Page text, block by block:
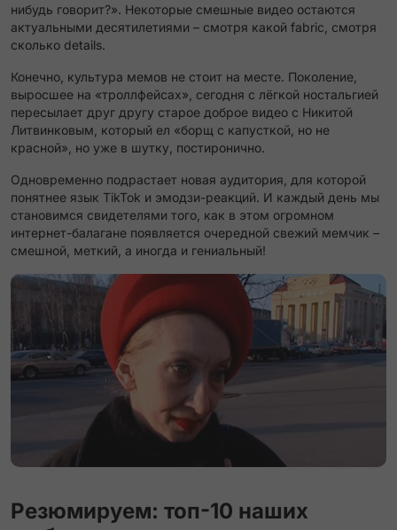
нибудь говорит?». Некоторые смешные видео остаются
актуальными десятилетиями – смотря какой fabric, смотря
сколько details.
Конечно, культура мемов не стоит на месте. Поколение,
выросшее на «троллфейсах», сегодня с лёгкой ностальгией
пересылает друг другу старое доброе видео с Никитой
Литвинковым, который ел «борщ с капусткой, но не
красной», но уже в шутку, постиронично​.
Одновременно подрастает новая аудитория, для которой
понятнее язык TikTok и эмодзи-реакций. И каждый день мы
становимся свидетелями того, как в этом огромном
интернет-балагане появляется очередной свежий мемчик –
смешной, меткий, а иногда и гениальный!
Резюмируем: топ-10 наших